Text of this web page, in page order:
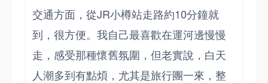
交通方面，從JR小樽站走路約10分鐘就
到，很方便。我自己最喜歡在運河邊慢慢
走，感受那種懷舊氛圍，但老實說，白天
人潮多到有點煩，尤其是旅行團一來，整